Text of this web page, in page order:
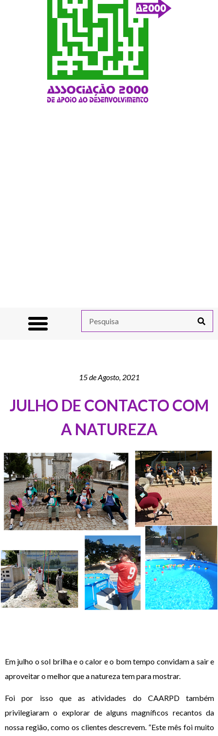
15 de Agosto, 2021
JULHO DE CONTACTO COM
A NATUREZA
Em julho o sol brilha e o calor e o bom tempo convidam a sair e
aproveitar o melhor que a natureza tem para mostrar.
Foi por isso que as atividades do CAARPD também
privilegiaram o explorar de alguns magníficos recantos da
nossa região, como os clientes descrevem. “Este mês foi muito